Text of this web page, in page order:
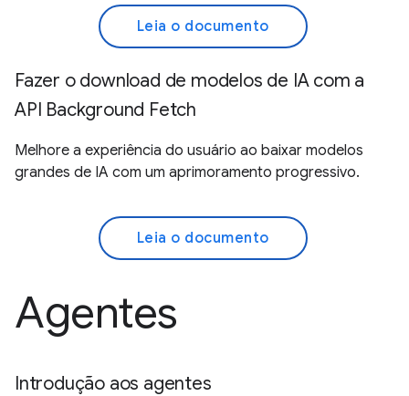
Leia o documento
Fazer o download de modelos de IA com a
API Background Fetch
Melhore a experiência do usuário ao baixar modelos
grandes de IA com um aprimoramento progressivo.
Leia o documento
Agentes
Introdução aos agentes